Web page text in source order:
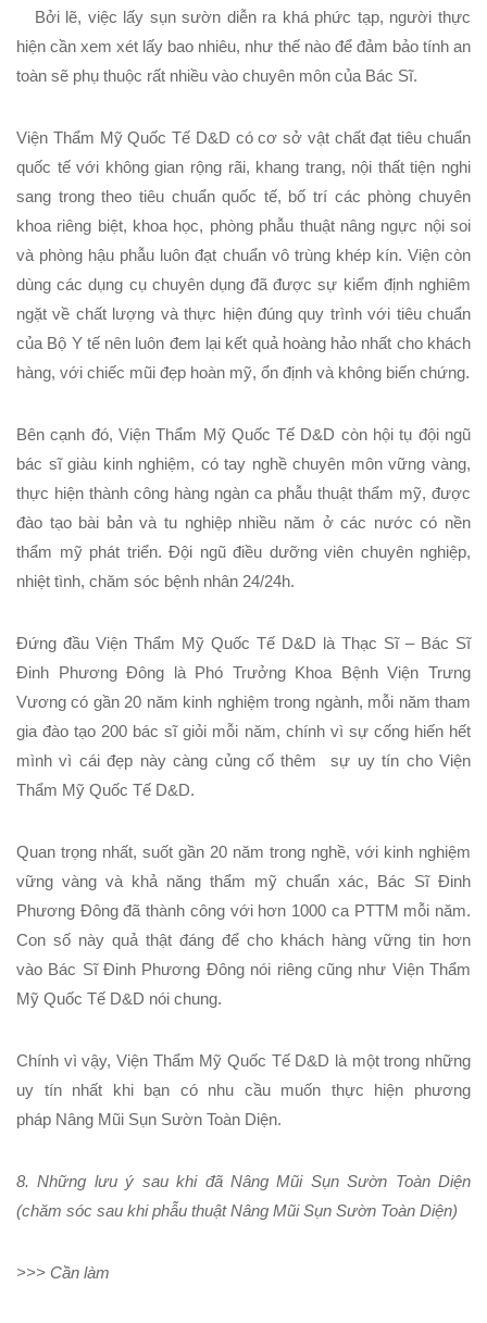
Bởi lẽ, việc lấy sụn sườn diễn ra khá phức tạp, người thực
hiện cần xem xét lấy bao nhiêu, như thế nào để đảm bảo tính an
toàn sẽ phụ thuộc rất nhiều vào chuyên môn của Bác Sĩ.
Viện Thẩm Mỹ Quốc Tế D&D có cơ sở vật chất đạt tiêu chuẩn
quốc tế với không gian rộng rãi, khang trang, nội thất tiện nghi
sang trong theo tiêu chuẩn quốc tế, bố trí các phòng chuyên
khoa riêng biệt, khoa học, phòng phẫu thuật nâng ngực nội soi
và phòng hậu phẫu luôn đạt chuẩn vô trùng khép kín. Viện còn
dùng các dụng cụ chuyên dụng đã được sự kiểm định nghiêm
ngặt về chất lượng và thực hiện đúng quy trình với tiêu chuẩn
của Bộ Y tế nên luôn đem lại kết quả hoàng hảo nhất cho khách
hàng, với chiếc mũi đẹp hoàn mỹ, ổn định và không biến chứng.
Bên cạnh đó, Viện Thẩm Mỹ Quốc Tế D&D còn hội tụ đội ngũ
bác sĩ giàu kinh nghiệm, có tay nghề chuyên môn vững vàng,
thực hiện thành công hàng ngàn ca phẫu thuật thẩm mỹ, được
đào tạo bài bản và tu nghiệp nhiều năm ở các nước có nền
thẩm mỹ phát triển. Đội ngũ điều dưỡng viên chuyên nghiệp,
nhiệt tình, chăm sóc bệnh nhân 24/24h.
Đứng đầu Viện Thẩm Mỹ Quốc Tế D&D là Thạc Sĩ – Bác Sĩ
Đinh Phương Đông là Phó Trưởng Khoa Bệnh Viện Trưng
Vương có gần 20 năm kinh nghiệm trong ngành, mỗi năm tham
gia đào tạo 200 bác sĩ giỏi mỗi năm, chính vì sự cống hiến hết
mình vì cái đẹp này càng củng cố thêm sự uy tín cho Viện
Thẩm Mỹ Quốc Tế D&D.
Quan trọng nhất, suốt gần 20 năm trong nghề, với kinh nghiệm
vững vàng và khả năng thẩm mỹ chuẩn xác, Bác Sĩ Đinh
Phương Đôngđã thành công với hơn 1000 ca PTTM mỗi năm.
Con số này quả thật đáng để cho khách hàng vững tin hơn
vào Bác Sĩ Đinh Phương Đôngnói riêng cũng như Viện Thẩm
Mỹ Quốc Tế D&D nói chung.
Chính vì vậy, Viện Thẩm Mỹ Quốc Tế D&D là một trong những
uy tín nhất khi bạn có nhu cầu muốn thực hiện phương
pháp Nâng Mũi Sụn Sườn Toàn Diện.
8. Những lưu ý sau khi đã Nâng Mũi Sụn Sườn Toàn Diện
(chăm sóc sau khi phẫu thuật Nâng Mũi Sụn Sườn Toàn Diện)
>>> Cần làm